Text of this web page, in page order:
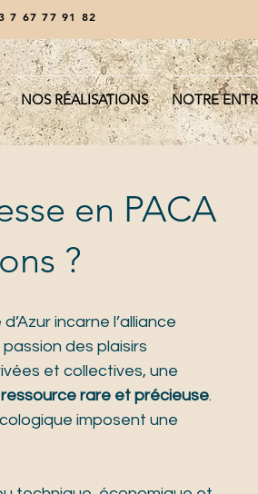
7 67 77 91 82
NOS RÉALISATIONS NOTRE
en PACA
?
incarne l’alliance
des plaisirs
et collectives, une
ressource rare et précieuse.
imposent une